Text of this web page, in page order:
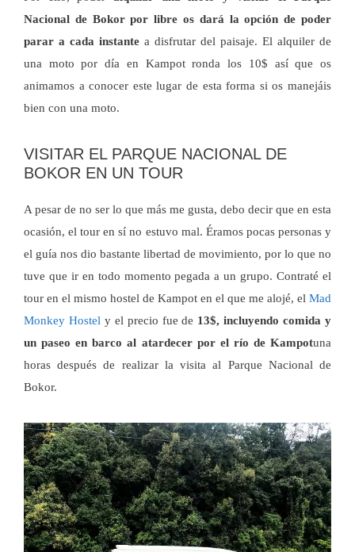
Nacional de Bokor por libre os dará la opción de poder
parar a cada instante a disfrutar del paisaje. El alquiler de
una moto por día en Kampot ronda los 10$ así que os
animamos a conocer este lugar de esta forma si os manejáis
bien con una moto.
VISITAR EL PARQUE NACIONAL DE
BOKOR EN UN TOUR
A pesar de no ser lo que más me gusta, debo decir que en esta
ocasión, el tour en sí no estuvo mal. Éramos pocas personas y
el guía nos dio bastante libertad de movimiento, por lo que no
tuve que ir en todo momento pegada a un grupo. Contraté el
tour en el mismo hostel de Kampot en el que me alojé, el Mad
Monkey Hostel y el precio fue de 13$, incluyendo comida y
un paseo en barco al atardecer por el río de Kampotuna
horas después de realizar la visita al Parque Nacional de
Bokor.